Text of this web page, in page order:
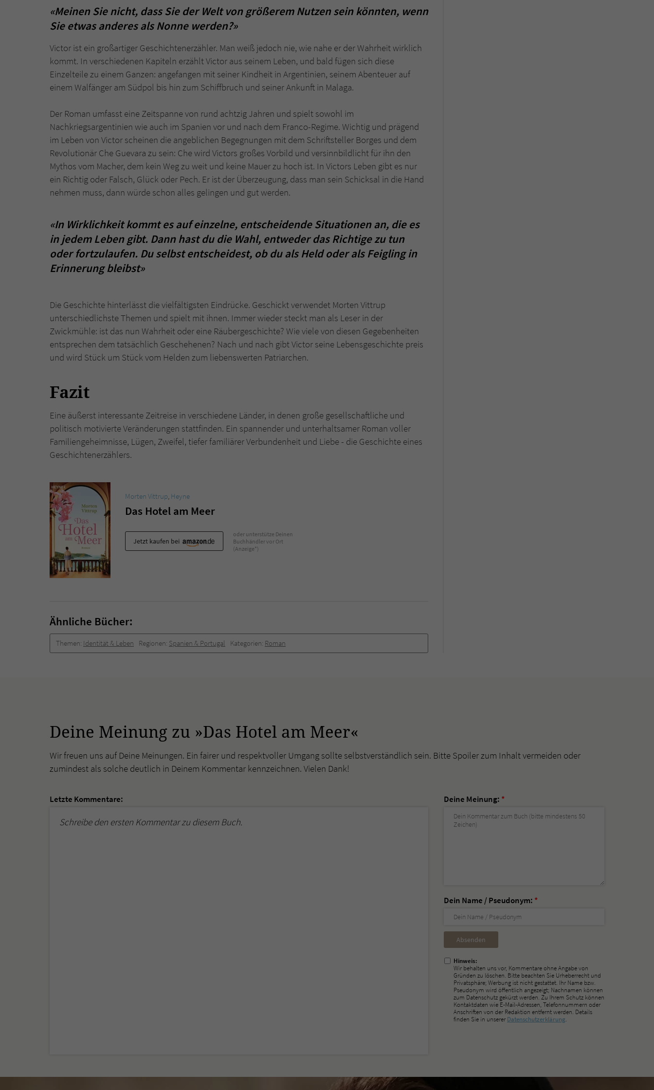
«Meinen Sie nicht, dass Sie der Welt von größerem Nutzen sein könnten, wenn
Sie etwas anderes als Nonne werden?»
Victor ist ein großartiger Geschichtenerzähler. Man weiß jedoch nie, wie nahe er der Wahrheit wirklich
kommt. In verschiedenen Kapiteln erzählt Victor aus seinem Leben, und bald fügen sich diese
Einzelteile zu einem Ganzen: angefangen mit seiner Kindheit in Argentinien, seinem Abenteuer auf
einem Walfänger am Südpol bis hin zum Schiffbruch und seiner Ankunft in Malaga.
Der Roman umfasst eine Zeitspanne von rund achtzig Jahren und spielt sowohl im
Nachkriegsargentinien wie auch im Spanien vor und nach dem Franco-Regime. Wichtig und prägend
im Leben von Victor scheinen die angeblichen Begegnungen mit dem Schriftsteller Borges und dem
Revolutionär Che Guevara zu sein: Che wird Victors großes Vorbild und versinnbildlicht für ihn den
Mythos vom Macher, dem kein Weg zu weit und keine Mauer zu hoch ist. In Victors Leben gibt es nur
ein Richtig oder Falsch, Glück oder Pech. Er ist der Überzeugung, dass man sein Schicksal in die Hand
nehmen muss, dann würde schon alles gelingen und gut werden.
«In Wirklichkeit kommt es auf einzelne, entscheidende Situationen an, die es
in jedem Leben gibt. Dann hast du die Wahl, entweder das Richtige zu tun
oder fortzulaufen. Du selbst entscheidest, ob du als Held oder als Feigling in
Erinnerung bleibst»
Die Geschichte hinterlässt die vielfältigsten Eindrücke. Geschickt verwendet Morten Vittrup
unterschiedlichste Themen und spielt mit ihnen. Immer wieder steckt man als Leser in der
Zwickmühle: ist das nun Wahrheit oder eine Räubergeschichte? Wie viele von diesen Gegebenheiten
entsprechen dem tatsächlich Geschehenen? Nach und nach gibt Victor seine Lebensgeschichte preis
und wird Stück um Stück vom Helden zum liebenswerten Patriarchen.
Fazit
Eine äußerst interessante Zeitreise in verschiedene Länder, in denen große gesellschaftliche und
politisch motivierte Veränderungen stattfinden. Ein spannender und unterhaltsamer Roman voller
Familiengeheimnisse, Lügen, Zweifel, tiefer familiärer Verbundenheit und Liebe - die Geschichte eines
Geschichtenerzählers.
Morten Vittrup, Heyne
Das Hotel am Meer
Jetzt kaufen bei
oder unterstütze Deinen
Buchhändler vor Ort
(Anzeige*)
Ähnliche Bücher:
Themen: Identität & Leben Regionen: Spanien & Portugal Kategorien: Roman
Deine Meinung zu »Das Hotel am Meer«
Wir freuen uns auf Deine Meinungen. Ein fairer und respektvoller Umgang sollte selbstverständlich sein. Bitte Spoiler zum Inhalt vermeiden oder
zumindest als solche deutlich in Deinem Kommentar kennzeichnen. Vielen Dank!
Letzte Kommentare:
Schreibe den ersten Kommentar zu diesem Buch.
Deine Meinung: *
Dein Name / Pseudonym: *
Nicht
ausfüllen!
Hinweis:
Wir behalten uns vor, Kommentare ohne Angabe von
Gründen zu löschen. Bitte beachten Sie Urheberrecht und
Privatsphäre; Werbung ist nicht gestattet. Ihr Name bzw.
Pseudonym wird öffentlich angezeigt; Nachnamen können
zum Datenschutz gekürzt werden. Zu Ihrem Schutz können
Kontaktdaten wie E-Mail-Adressen, Telefonnummern oder
Anschriften von der Redaktion entfernt werden. Details
finden Sie in unserer Datenschutzerklärung.